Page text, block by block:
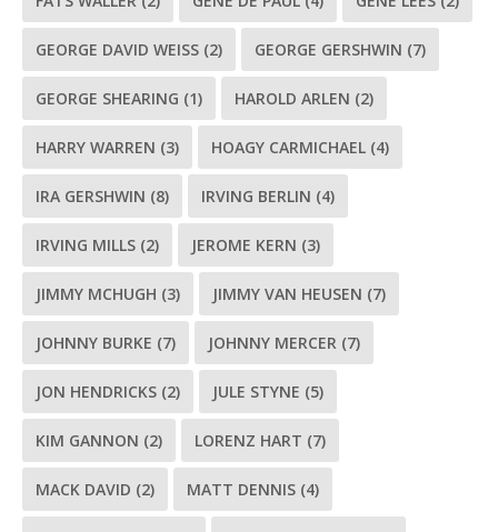
GEORGE DAVID WEISS (2) GEORGE GERSHWIN (7)
GEORGE SHEARING (1) HAROLD ARLEN (2)
HARRY WARREN (3) HOAGY CARMICHAEL (4)
IRA GERSHWIN (8) IRVING BERLIN (4)
IRVING MILLS (2) JEROME KERN (3)
JIMMY MCHUGH (3) JIMMY VAN HEUSEN (7)
JOHNNY BURKE (7) JOHNNY MERCER (7)
JON HENDRICKS (2) JULE STYNE (5)
KIM GANNON (2) LORENZ HART (7)
MACK DAVID (2) MATT DENNIS (4)